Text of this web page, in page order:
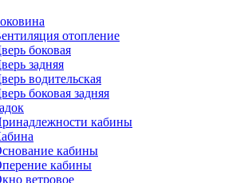
отопление
боковая
задняя
водительская
боковая задняя
кабины
кабины
кабины
ветровое